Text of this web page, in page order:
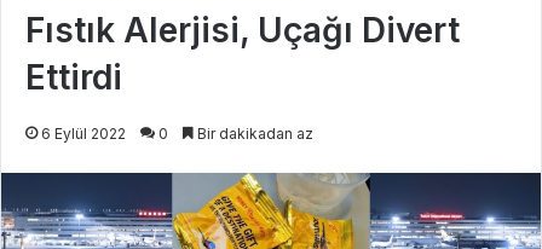
Fıstık Alerjisi, Uçağı Divert
Ettirdi
6 Eylül 2022 0 Bir dakikadan az